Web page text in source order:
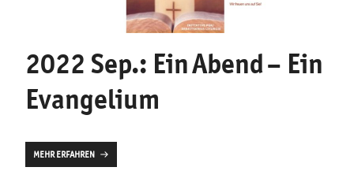
2022 Sep.: Ein Abend – Ein
Evangelium
MEHR ERFAHREN